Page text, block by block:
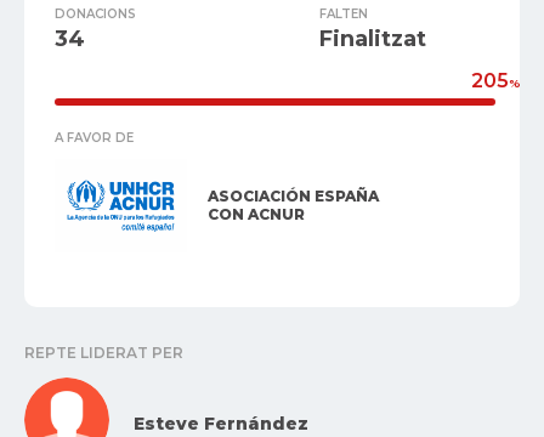
DONACIONS
34
FALTEN
Finalitzat
205%
A FAVOR DE
ASOCIACIÓN ESPAÑA
CON ACNUR
REPTE LIDERAT PER
Esteve Fernández